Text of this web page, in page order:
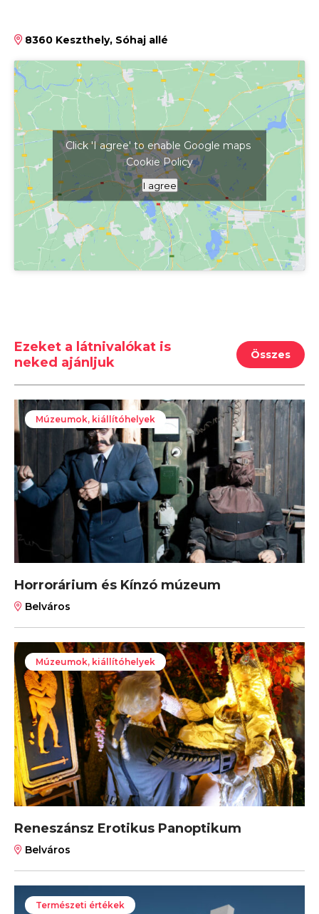
8360 Keszthely, Sóhaj allé
Kattints ide a térkép megjelenítéséhez
Click 'I agree' to enable Google maps
Cookie Policy
I agree
Ezeket a látnivalókat is
neked ajánljuk
Összes
Múzeumok, kiállítóhelyek
Horrorárium és Kínzó múzeum
Belváros
Múzeumok, kiállítóhelyek
Reneszánsz Erotikus Panoptikum
Belváros
Természeti értékek